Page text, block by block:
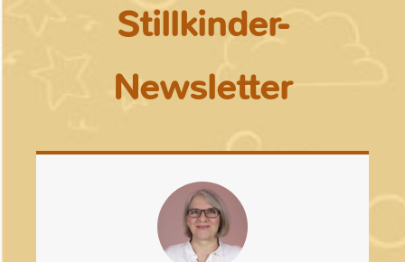
Stillkinder-
Newsletter